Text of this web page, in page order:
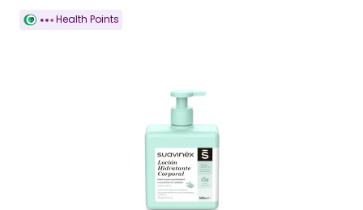
Health Points